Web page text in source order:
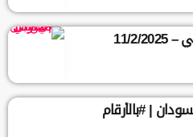
2025
| #بالأرقام